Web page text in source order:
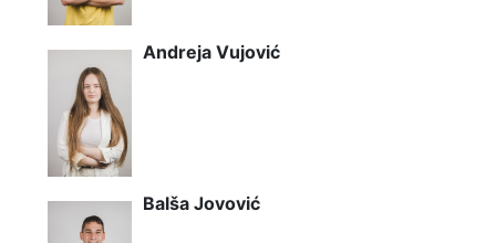
Andreja Vujović
Balša Jovović